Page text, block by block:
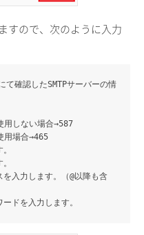
すので、次のように入力
て確認したSMTPサーバーの情
用しない場合→587
用場合→465
入力します。（@以降も含
ドを入力します。